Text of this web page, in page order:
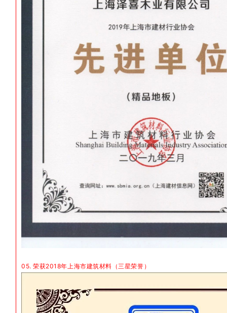
05. 荣获2018年上海市建筑材料（三星荣誉）